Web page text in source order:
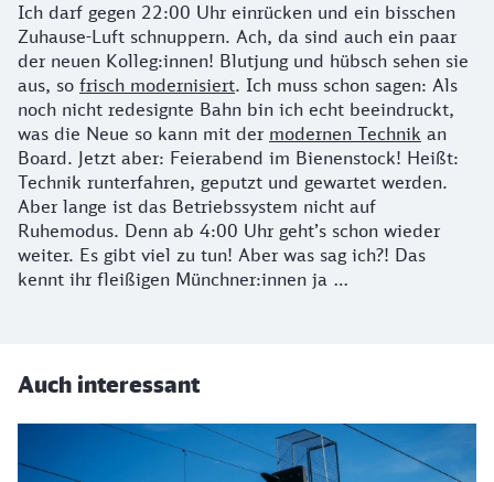
Ich darf gegen 22:00 Uhr einrücken und ein bisschen
Zuhause-Luft schnuppern. Ach, da sind auch ein paar
der neuen Kolleg:innen! Blutjung und hübsch sehen sie
aus, so frisch modernisiert. Ich muss schon sagen: Als
noch nicht redesignte Bahn bin ich echt beeindruckt,
was die Neue so kann mit der modernen Technik an
Board. Jetzt aber: Feierabend im Bienenstock! Heißt:
Technik runterfahren, geputzt und gewartet werden.
Aber lange ist das Betriebssystem nicht auf
Ruhemodus. Denn ab 4:00 Uhr geht’s schon wieder
weiter. Es gibt viel zu tun! Aber was sag ich?! Das
kennt ihr fleißigen Münchner:innen ja …
Auch interessant